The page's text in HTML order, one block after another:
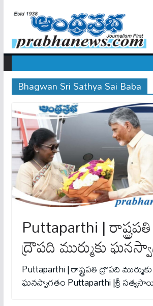
Bhagwan Sri Sathya Sai Baba
Puttaparthi | రాష్ట్రపతి
ద్రౌపది ముర్ముకు
Puttaparthi | రాష్ట్రపతి ద్రౌపది ముర్ముకు
ఘనస్వాగతం Puttaparthi |శ్రీ